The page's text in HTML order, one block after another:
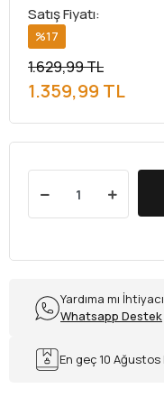
Satış Fiyatı:
%17
1.629,99 TL
1.359,99 TL
Yardıma mı
Whatsapp Destek
En geç 10